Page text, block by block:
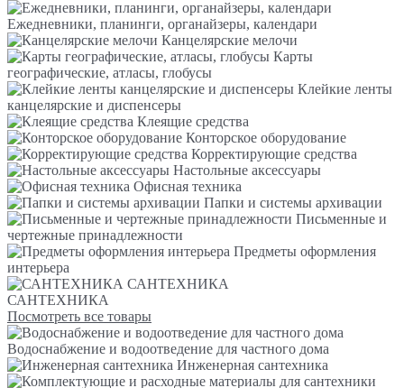
Ежедневники, планинги, органайзеры, календари
Канцелярские мелочи
Карты
географические, атласы, глобусы
Клейкие ленты
канцелярские и диспенсеры
Клеящие средства
Конторское оборудование
Корректирующие средства
Настольные аксессуары
Офисная техника
Папки и системы архивации
Письменные и
чертежные принадлежности
Предметы оформления
интерьера
САНТЕХНИКА
САНТЕХНИКА
Посмотреть все товары
Водоснабжение и водоотведение для частного дома
Инженерная сантехника